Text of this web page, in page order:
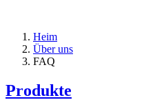
Heim
Über uns
FAQ
Produkte